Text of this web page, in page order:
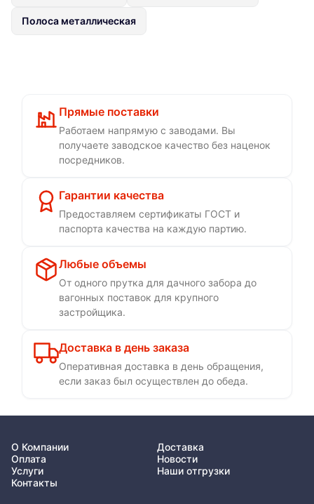
Полоса металлическая
Прямые поставки
Работаем напрямую с заводами. Вы
получаете заводское качество без наценок
посредников.
Гарантии качества
Предоставляем сертификаты ГОСТ и
паспорта качества на каждую партию.
Любые объемы
От одного прутка для дачного забора до
вагонных поставок для крупного
застройщика.
Доставка в день заказа
Оперативная доставка в день обращения,
если заказ был осуществлен до обеда.
О Компании
Доставка
Оплата
Новости
Услуги
Наши отгрузки
Контакты